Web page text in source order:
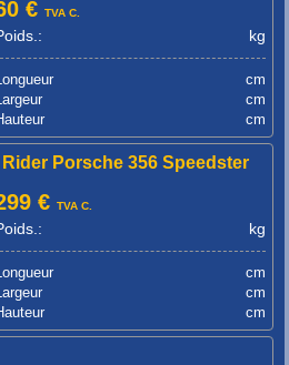
€TVA C.
kg
cm
cm
cm
Porsche 356 Speedster
€TVA C.
kg
cm
cm
cm